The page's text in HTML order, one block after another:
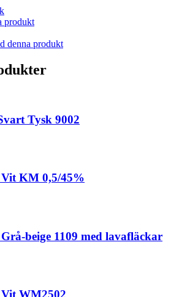
produkt
denna produkt
Tysk 9002
Vit KM 0,5/45%
beige 1109 med lavafläckar
Vit WM2502